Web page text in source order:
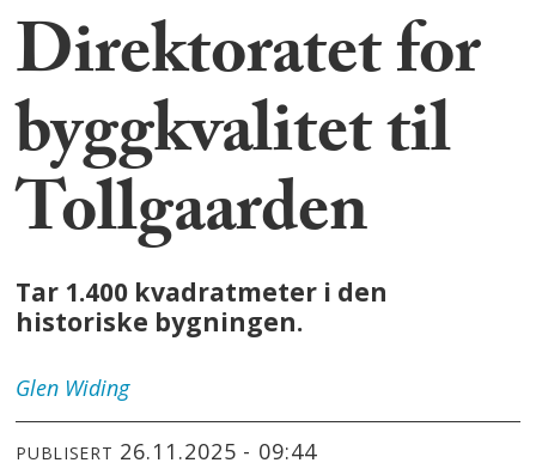
Direktoratet for
byggkvalitet til
Tollgaarden
Tar 1.400 kvadratmeter i den
historiske bygningen.
Glen Widing
PUBLISERT 26.11.2025 - 09:44